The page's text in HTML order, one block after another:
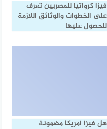
فيزا كرواتيا للمصريين تعرف
على الخطوات والوثائق اللازمة
للحصول عليها
هل فيزا امريكا مضمونة